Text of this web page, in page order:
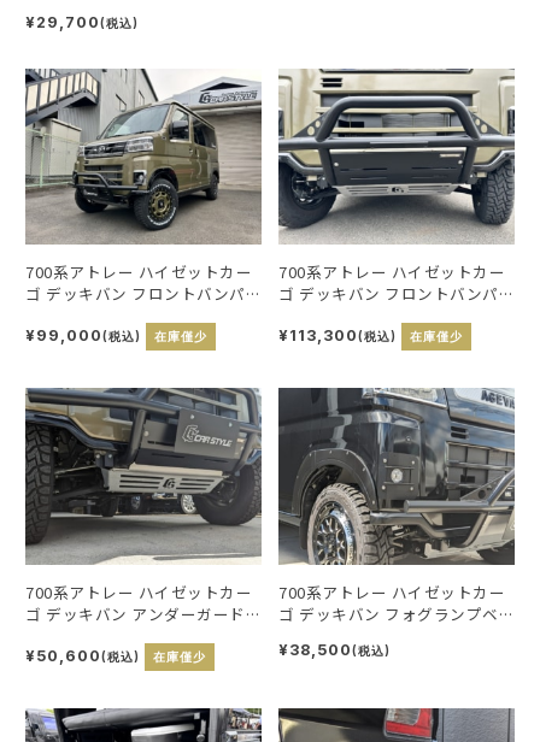
¥29,700(税込)
700系アトレー ハイゼットカー
ゴ デッキバン フロントバンパ
¥99,000(税込) 在庫僅少
700系アトレー ハイゼットカー
ゴ デッキバン フロントバンパ
ト付
¥113,300(税込) 在庫僅少
700系アトレー ハイゼットカー
ゴ デッキバン アンダーガード
¥50,600(税込) 在庫僅少
700系アトレー ハイゼットカー
ゴ デッキバン フォグランプベ
¥38,500(税込)